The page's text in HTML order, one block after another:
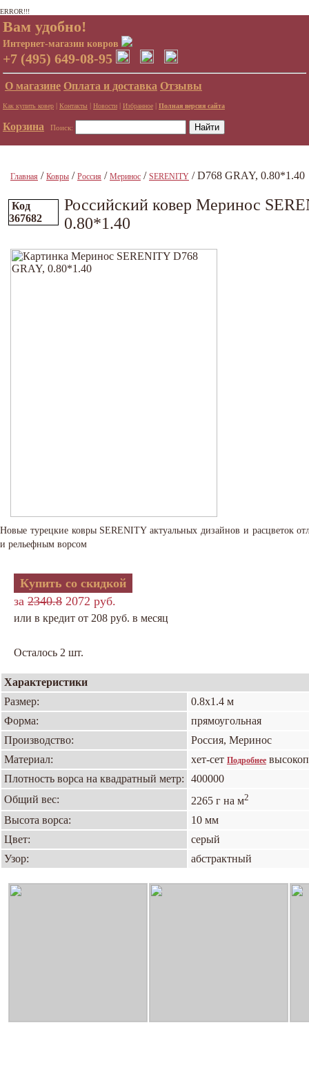
ERROR!!!
Вам удобно!
Интернет-магазин ковров
+7 (495) 649-08-95
О магазине Оплата и доставка Отзывы
Как купить ковер | Контакты | Новости | Избранное | Полная версия сайта
Корзина Поиск:
Главная / Ковры / Россия / Меринос / SERENITY / D768 GRAY, 0.80*1.40
Код
367682
Российский ковер Меринос
0.80*1.40
Новые турецкие ковры SERENITY актуальных дизайнов и расцветок
и рельефным ворсом
Купить со скидкой
за 2340.8 2072 руб.
или в кредит от 208 руб. в месяц
Осталось 2 шт.
Характеристики
Размер:
0.8х1.4 м
Форма:
прямоугольная
Производство:
Россия, Меринос
Материал:
хет-сет Подробнее
Плотность ворса на квадратный метр:
400000
Общий вес:
2265 г на м2
Высота ворса:
10 мм
Цвет:
серый
Узор:
абстрактный